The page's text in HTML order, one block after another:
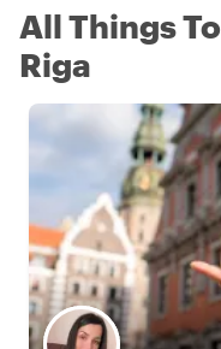
All Things
Riga